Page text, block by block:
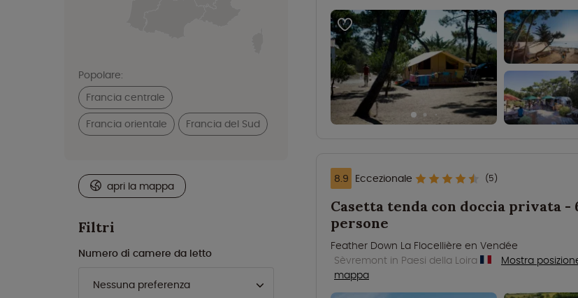
Popolare:
Francia centrale
Francia orientale
Francia del Sud
apri la mappa
Filtri
Numero di camere da letto
8.9 Eccezionale (5)
Casetta tenda con doccia privata -
persone
Feather Down La Flocellière en Vendée
Sèvremont in Paesi della Loira
Mostra
mappa